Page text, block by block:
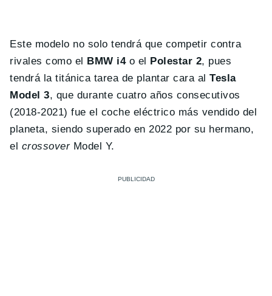
Este modelo no solo tendrá que competir contra
rivales como el BMW i4o el Polestar 2, pues
tendrá la titánica tarea de plantar cara alTesla
Model 3, que durante cuatro años consecutivos
(2018-2021) fue el coche eléctrico más vendido del
planeta, siendo superado en 2022 por su hermano,
el crossoverModel Y.